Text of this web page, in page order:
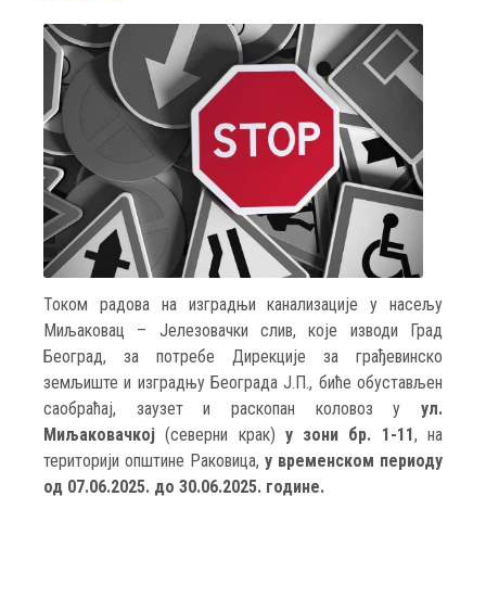
Током радова на изградњи канализације у насељу
Миљаковац – Јелезовачки слив, које изводи Град
Београд, за потребе Дирекцијe за грађевинско
земљиште и изградњу Београда Ј.П., биће обустављен
саобраћај, заузет и раскопан коловоз у ул.
Миљаковачкој (северни крак) у зони бр. 1-11, на
територији општине Раковица, у временском периоду
од 07.06.2025. до 30.06.2025. године.